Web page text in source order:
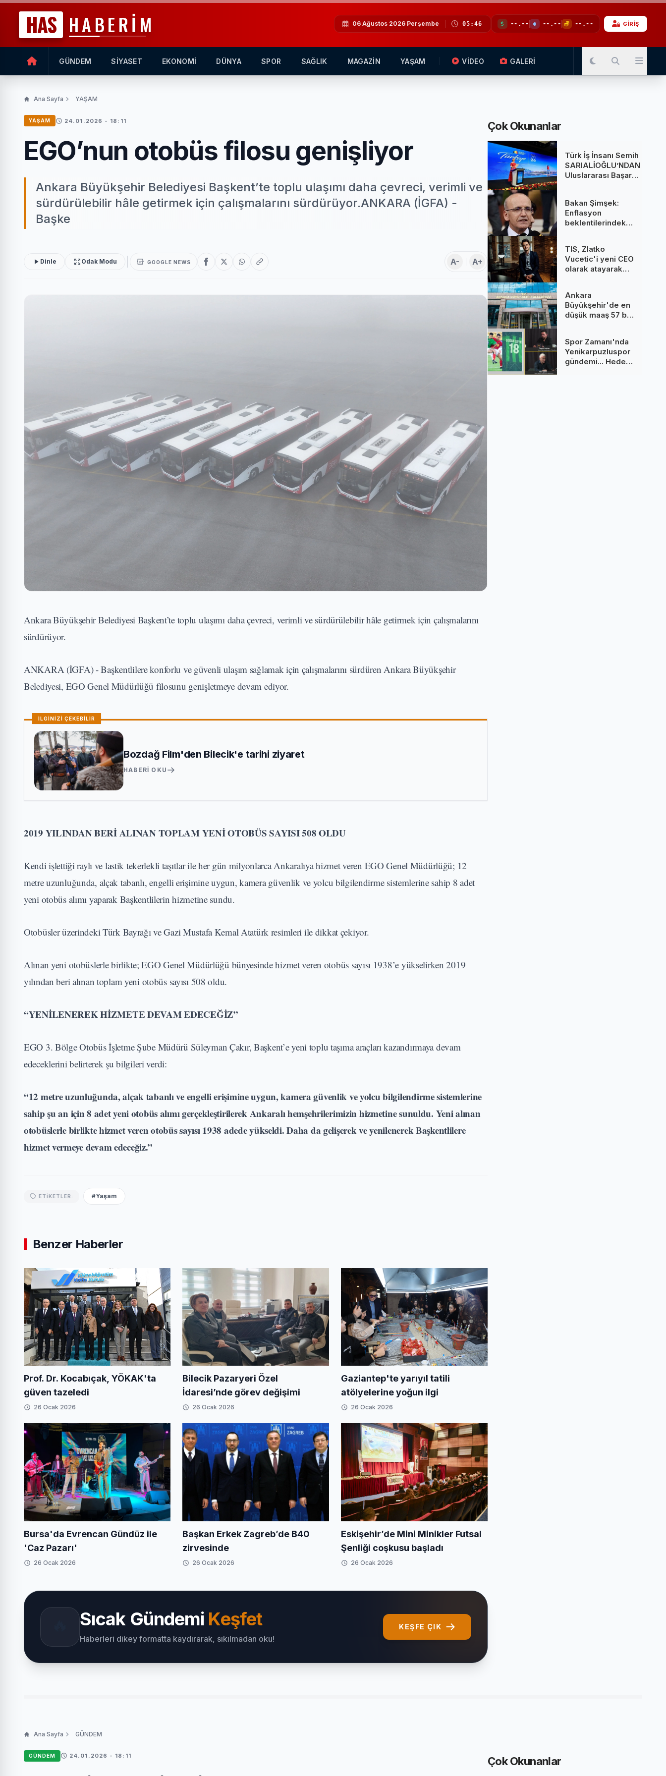
HAS HABERİM 06 Ağustos 2026 Perşembe 05:46 --.-- --.-- --.-- GİRİŞ
GÜNDEM SİYASET EKONOMİ DÜNYA SPOR SAĞLIK MAGAZİN YAŞAM VİDEO GALERİ
Ana Sayfa YAŞAM
YAŞAM 24.01.2026 - 18:11
EGO’nun otobüs filosu genişliyor
Ankara Büyükşehir Belediyesi Başkent’te toplu ulaşımı daha çevreci, verimli ve
sürdürülebilir hâle getirmek için çalışmalarını sürdürüyor.ANKARA (İGFA) -
Başke
Dinle Odak Modu GOOGLE NEWS A- A+
Ankara Büyükşehir Belediyesi Başkent’te toplu ulaşımı daha çevreci, verimli ve sürdürülebilir hâle getirmek için çalışmalarını
sürdürüyor.
ANKARA (İGFA) - Başkentlilere konforlu ve güvenli ulaşım sağlamak için çalışmalarını sürdüren Ankara Büyükşehir
Belediyesi, EGO Genel Müdürlüğü filosunu genişletmeye devam ediyor.
İLGİNİZİ ÇEKEBİLİR
Bozdağ Film'den Bilecik'e tarihi ziyaret
HABERI OKU
2019 YILINDAN BERİ ALINAN TOPLAM YENİ OTOBÜS SAYISI 508 OLDU
Kendi işlettiği raylı ve lastik tekerlekli taşıtlar ile her gün milyonlarca Ankaralıya hizmet veren EGO Genel Müdürlüğü; 12
metre uzunluğunda, alçak tabanlı, engelli erişimine uygun, kamera güvenlik ve yolcu bilgilendirme sistemlerine sahip 8 adet
yeni otobüs alımı yaparak Başkentlilerin hizmetine sundu.
Otobüsler üzerindeki Türk Bayrağı ve Gazi Mustafa Kemal Atatürk resimleri ile dikkat çekiyor.
Alınan yeni otobüslerle birlikte; EGO Genel Müdürlüğü bünyesinde hizmet veren otobüs sayısı 1938’e yükselirken 2019
yılından beri alınan toplam yeni otobüs sayısı 508 oldu.
“YENİLENEREK HİZMETE DEVAM EDECEĞİZ”
EGO 3. Bölge Otobüs İşletme Şube Müdürü Süleyman Çakır, Başkent’e yeni toplu taşıma araçları kazandırmaya devam
edeceklerini belirterek şu bilgileri verdi:
“12 metre uzunluğunda, alçak tabanlı ve engelli erişimine uygun, kamera güvenlik ve yolcu bilgilendirme sistemlerine
sahip şu an için 8 adet yeni otobüs alımı gerçekleştirilerek Ankaralı hemşehrilerimizin hizmetine sunuldu. Yeni alınan
otobüslerle birlikte hizmet veren otobüs sayısı 1938 adede yükseldi. Daha da gelişerek ve yenilenerek Başkentlilere
hizmet vermeye devam edeceğiz.”
ETIKETLER: #Yaşam
Benzer Haberler
Prof. Dr. Kocabıçak, YÖKAK'ta
güven tazeledi
26 Ocak 2026
Bilecik Pazaryeri Özel
İdaresi’nde görev değişimi
26 Ocak 2026
Gaziantep'te yarıyıl tatili
atölyelerine yoğun ilgi
26 Ocak 2026
Bursa'da Evrencan Gündüz ile
'Caz Pazarı'
26 Ocak 2026
Başkan Erkek Zagreb’de B40
zirvesinde
26 Ocak 2026
Eskişehir’de Mini Minikler Futsal
Şenliği coşkusu başladı
26 Ocak 2026
Sıcak Gündemi Keşfet
Haberleri dikey formatta kaydırarak, sıkılmadan oku!
KEŞFE ÇIK
Çok Okunanlar
Türk İş İnsanı Semih
SARIALİOĞLU’NDAN
Uluslararası Başarı:
Katıldığı Zirvede
Stratejik İmza
Bakan Şimşek:
Enflasyon
beklentilerindeki
güçlendiriyor
TIS, Zlatko
Vucetic'i yeni CEO
olarak atayarak
odaklanıyor
Ankara
Büyükşehir'de en
düşük maaş 57 bin
Spor Zamanı'nda
Yenikarpuzluspor
gündemi... Hedef
Ana Sayfa GÜNDEM
GÜNDEM 24.01.2026 - 18:11 Çok Okunanlar